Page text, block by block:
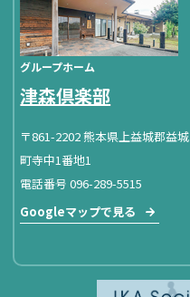
グループホーム
津森倶楽部
〒861-2202 熊本県上益城郡益城
町寺中1番地1
電話番号 096-289-5515
Googleマップで見る